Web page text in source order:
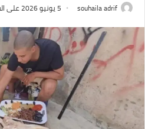
souhaila adrif 5 يونيو 2026 على الساعة 10:35 صباحًا